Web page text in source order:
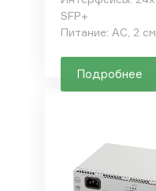
SFP+
Питание: AC, 2
Подробнее